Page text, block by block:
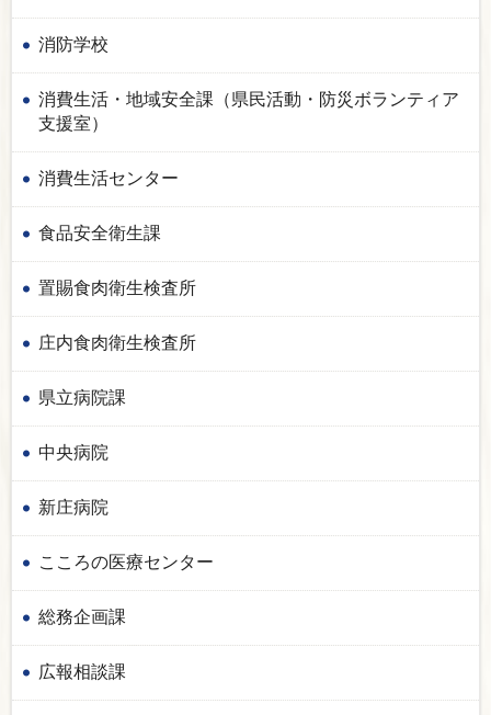
消防学校
消費生活・地域安全課（県民活動・防災ボランティア
支援室）
消費生活センター
食品安全衛生課
置賜食肉衛生検査所
庄内食肉衛生検査所
県立病院課
中央病院
新庄病院
こころの医療センター
総務企画課
広報相談課